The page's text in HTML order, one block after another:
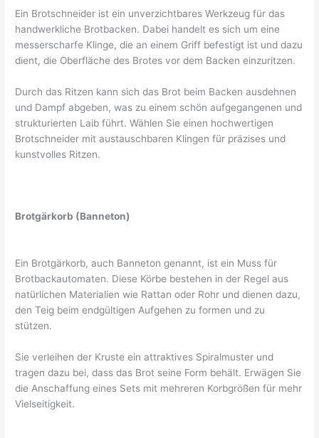
Ein Brotschneider ist ein unverzichtbares Werkzeug für das
handwerkliche Brotbacken. Dabei handelt es sich um eine
messerscharfe Klinge, die an einem Griff befestigt ist und dazu
dient, die Oberfläche des Brotes vor dem Backen einzuritzen.
Durch das Ritzen kann sich das Brot beim Backen ausdehnen
und Dampf abgeben, was zu einem schön aufgegangenen und
strukturierten Laib führt. Wählen Sie einen hochwertigen
Brotschneider mit austauschbaren Klingen für präzises und
kunstvolles Ritzen.
Brotgärkorb (Banneton)
Ein Brotgärkorb, auch Banneton genannt, ist ein Muss für
Brotbackautomaten. Diese Körbe bestehen in der Regel aus
natürlichen Materialien wie Rattan oder Rohr und dienen dazu,
den Teig beim endgültigen Aufgehen zu formen und zu
stützen.
Sie verleihen der Kruste ein attraktives Spiralmuster und
tragen dazu bei, dass das Brot seine Form behält. Erwägen Sie
die Anschaffung eines Sets mit mehreren Korbgrößen für mehr
Vielseitigkeit.